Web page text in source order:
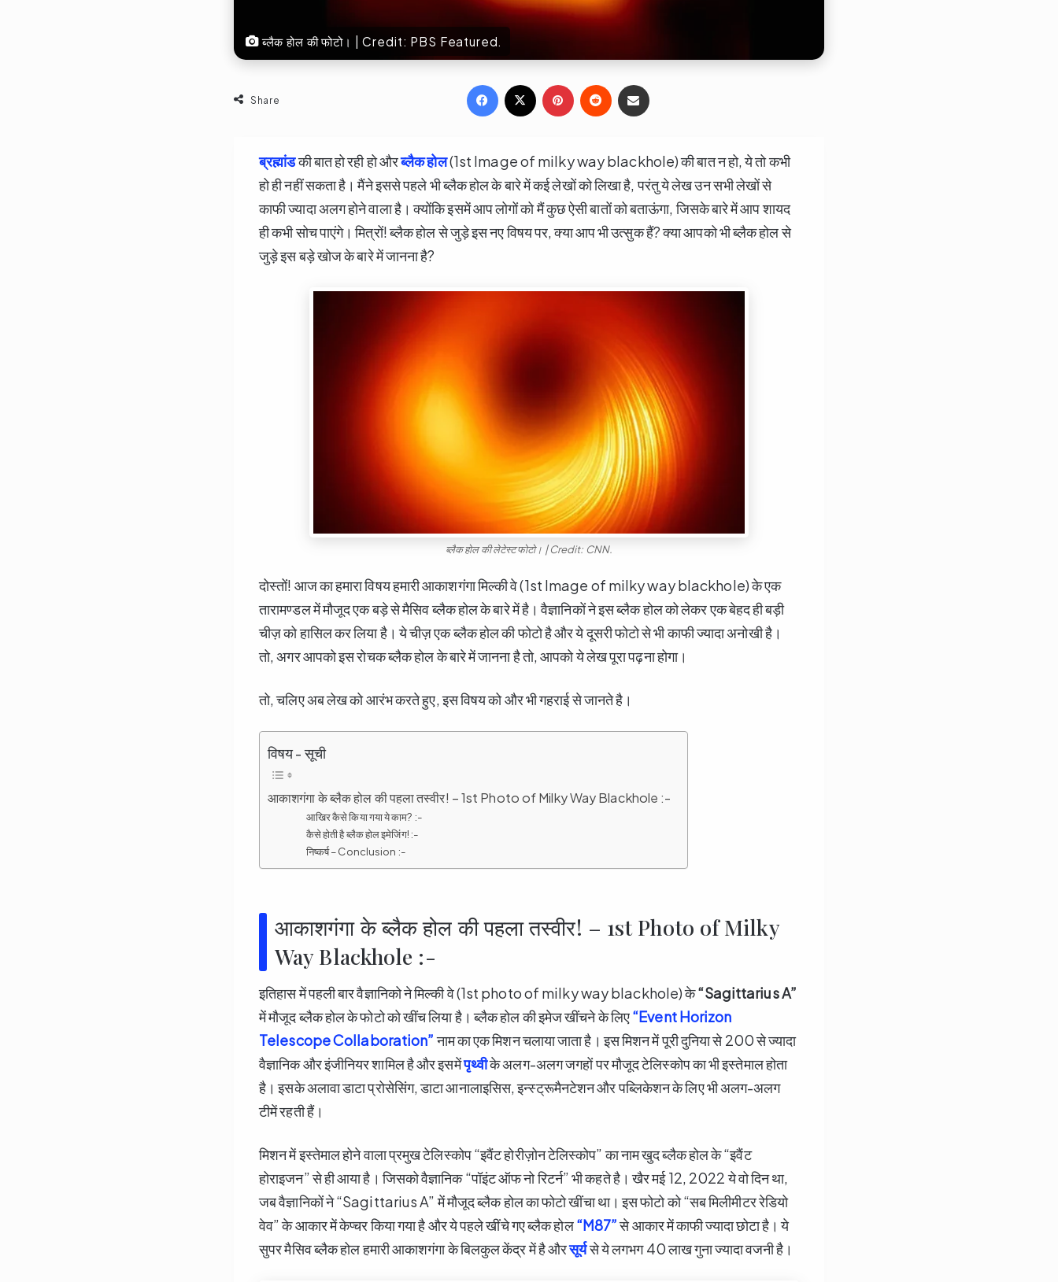
ब्लैक होल की फोटो। | Credit: PBS Featured.
Share
Facebook Pinterest
Reddit
ब्रह्मांडकी बात हो रही हो औरब्लैक होल(1st Image of milky way blackhole) की बात न हो, ये तो कभी
हो ही नहीं सकता है। मैंने इससे पहले भी ब्लैक होल के बारे में कई लेखों को लिखा है, परंतु ये लेख उन सभी लेखों से
काफी ज्यादा अलग होने वाला है। क्योंकि इसमें आप लोगों को मैं कुछ ऐसी बातों को बताऊंगा, जिसके बारे में आप शायद
ही कभी सोच पाएंगे। मित्रों! ब्लैक होल से जुड़े इस नए विषय पर, क्या आप भी उत्सुक हैं? क्या आपको भी ब्लैक होल से
जुड़े इस बड़े खोज के बारे में जानना है?
ब्लैक होल की लेटेस्ट फोटो। | Credit: CNN.
दोस्तों! आज का हमारा विषय हमारी आकाशगंगा मिल्की वे (1st Image of milky way blackhole) के एक
तारामण्डल में मौजूद एक बड़े से मैसिव ब्लैक होल के बारे में है। वैज्ञानिकों ने इस ब्लैक होल को लेकर एक बेहद ही बड़ी
चीज़ को हासिल कर लिया है। ये चीज़ एक ब्लैक होल की फोटो है और ये दूसरी फोटो से भी काफी ज्यादा अनोखी है।
तो, अगर आपको इस रोचक ब्लैक होल के बारे में जानना है तो, आपको ये लेख पूरा पढ़ना होगा।
तो, चलिए अब लेख को आरंभ करते हुए, इस विषय को और भी गहराई से जानते है।
विषय - सूची
आकाशगंगा के ब्लैक होल की पहला तस्वीर! – 1st Photo of Milky Way Blackhole :-
आखिर कैसे किया गया ये काम? :-
कैसे होती है ब्लैक होल इमेजिंग! :-
निष्कर्ष – Conclusion :-
आकाशगंगा के ब्लैक होल की पहला तस्वीर! – 1st Photo of Milky
Way Blackhole :-
इतिहास में पहली बार वैज्ञानिको ने मिल्की वे (1st photo of milky way blackhole) के“Sagittarius A”
में मौजूद ब्लैक होल के फोटो को खींच लिया है। ब्लैक होल की इमेज खींचने के लिए“Event Horizon
Telescope Collaboration”नाम का एक मिशन चलाया जाता है। इस मिशन में पूरी दुनिया से 200 से ज्यादा
वैज्ञानिक और इंजीनियर शामिल है और इसमेंपृथ्वीके अलग-अलग जगहों पर मौजूद टेलिस्कोप का भी इस्तेमाल होता
है। इसके अलावा डाटा प्रोसेसिंग, डाटा आनालाइसिस, इन्स्ट्रूमैनटेशन और पब्लिकेशन के लिए भी अलग-अलग
टीमें रहती हैं।
मिशन में इस्तेमाल होने वाला प्रमुख टेलिस्कोप “इवैंट होरीज़ोन टेलिस्कोप” का नाम खुद ब्लैक होल के “इवैंट
होराइजन” से ही आया है। जिसको वैज्ञानिक “पॉइंट ऑफ नो रिटर्न” भी कहते है। खैर मई 12, 2022 ये वो दिन था,
जब वैज्ञानिकों ने “Sagittarius A” में मौजूद ब्लैक होल का फोटो खींचा था। इस फोटो को “सब मिलीमीटर रेडियो
वेव” के आकार में केप्चर किया गया है और ये पहले खींचे गए ब्लैक होल“M87”से आकार में काफी ज्यादा छोटा है। ये
सुपर मैसिव ब्लैक होल हमारी आकाशगंगा के बिलकुल केंद्र में है औरसूर्यसे ये लगभग 40 लाख गुना ज्यादा वजनी है।